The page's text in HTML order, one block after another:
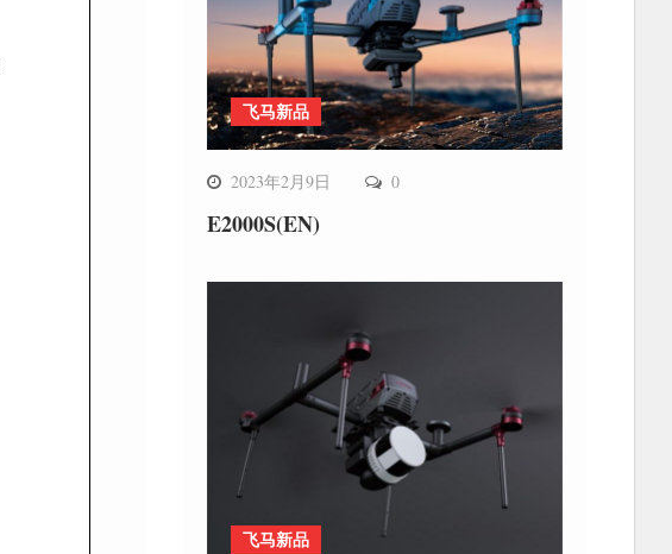
飞马新品
2023年2月9日 0
E2000S(EN)
飞马新品